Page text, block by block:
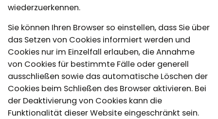
wiederzuerkennen.
Sie können Ihren Browser so einstellen, dass Sie über
das Setzen von Cookies informiert werden und
Cookies nur im Einzelfall erlauben, die Annahme
von Cookies für bestimmte Fälle oder generell
ausschließen sowie das automatische Löschen der
Cookies beim Schließen des Browser aktivieren. Bei
der Deaktivierung von Cookies kann die
Funktionalität dieser Website eingeschränkt sein.